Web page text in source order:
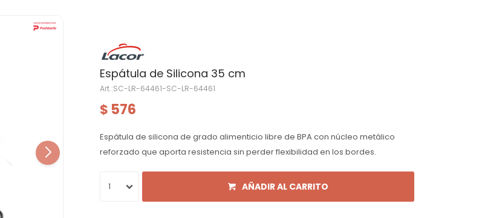
Espátula de Silicona 35 cm
SC-LR-64461-SC-LR-64461
$ 576
Espátula de silicona de grado alimenticio libre de BPA con núcleo metálico
reforzado que aporta resistencia sin perder flexibilidad en los bordes.
1 AÑADIR AL CARRITO